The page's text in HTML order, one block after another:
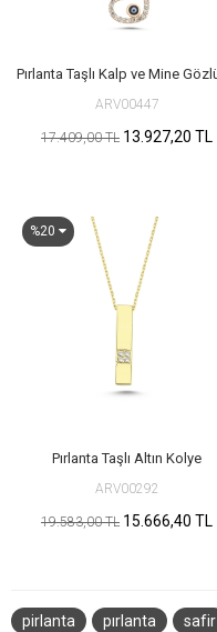
ARV00447
17.409,00 TL 13.927,20 TL
%20
Pırlanta Taşlı Altın Kolye
ARV00292
19.583,00 TL 15.666,40 TL
pirlanta pırlanta safir